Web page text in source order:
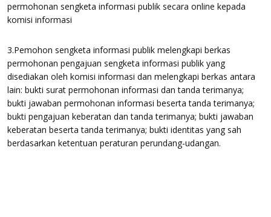
permohonan sengketa informasi publik secara online kepada
komisi informasi
3.Pemohon sengketa informasi publik melengkapi berkas
permohonan pengajuan sengketa informasi publik yang
disediakan oleh komisi informasi dan melengkapi berkas antara
lain: bukti surat permohonan informasi dan tanda terimanya;
bukti jawaban permohonan informasi beserta tanda terimanya;
bukti pengajuan keberatan dan tanda terimanya; bukti jawaban
keberatan beserta tanda terimanya; bukti identitas yang sah
berdasarkan ketentuan peraturan perundang-udangan.